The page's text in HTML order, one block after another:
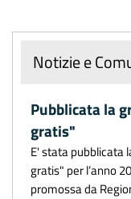
Notizie e
Pubblicata la
gratis"
E' stata pubblicata
gratis" per l’anno
promossa da